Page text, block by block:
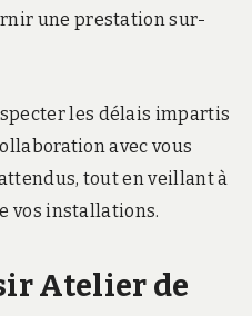
une prestation sur-
les délais impartis
avec vous
tout en veillant à
vos installations.
Atelier de